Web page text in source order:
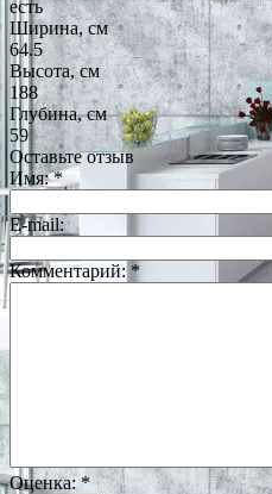
есть
Ширина, см
64.5
Высота, см
188
Глубина, см
59
Оставьте отзыв
Имя:*
E-mail:
Комментарий: *
Оценка: *